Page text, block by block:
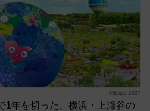
1年を切った、横浜・上瀬谷の